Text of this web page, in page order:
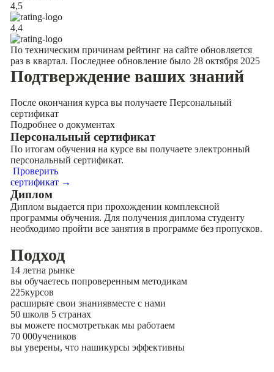
4,5
4,4
По техническим причинам рейтинг на сайте обновляется
раз в квартал. Последнее обновление было 28 октября 2025
Подтверждение ваших знаний
После окончания курса вы получаете Персональный
сертификат
Подробнее о документах
Персональный сертификат
По итогам обучения на курсе вы получаете электронный
персональный сертификат.
Проверить
сертификат →
Диплом
Диплом выдается при прохождении комплексной
программы обучения. Для получения диплома студенту
необходимо пройти все занятия в программе без пропусков.
Подход
14 летна рынке
вы обучаетесь попроверенным методикам
225курсов
расширьте свои знаниявместе с нами
50 школв 5 странах
вы можете посмотретькак мы работаем
70 000учеников
вы уверены, что нашикурсы эффективны